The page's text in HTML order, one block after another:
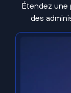
Étendez une
des